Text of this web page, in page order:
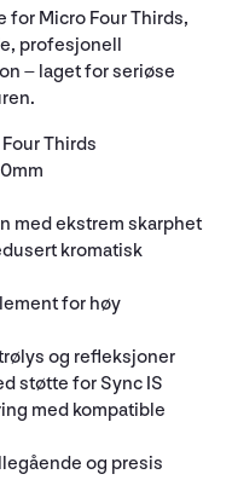
Micro Four Thirds,
profesjonell
– laget for seriøse
Thirds
med ekstrem skarphet
kromatisk
for høy
og refleksjoner
støtte for Sync IS
med kompatible
og presis